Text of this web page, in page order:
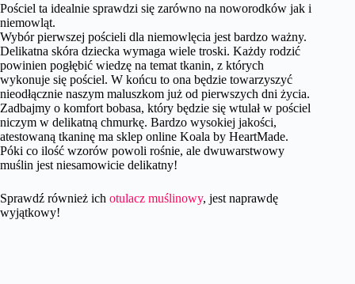
Pościel ta idealnie sprawdzi się zarówno na noworodków jak i
niemowląt.
Wybór pierwszej pościeli dla niemowlęcia jest bardzo ważny.
Delikatna skóra dziecka wymaga wiele troski. Każdy rodzić
powinien pogłębić wiedzę na temat tkanin, z których
wykonuje się pościel. W końcu to ona będzie towarzyszyć
nieodłącznie naszym maluszkom już od pierwszych dni życia.
Zadbajmy o komfort bobasa, który będzie się wtulał w pościel
niczym w delikatną chmurkę. Bardzo wysokiej jakości,
atestowaną tkaninę ma sklep online Koala by HeartMade.
Póki co ilość wzorów powoli rośnie, ale dwuwarstwowy
muślin jest niesamowicie delikatny!
Sprawdź również ich otulacz muślinowy, jest naprawdę
wyjątkowy!